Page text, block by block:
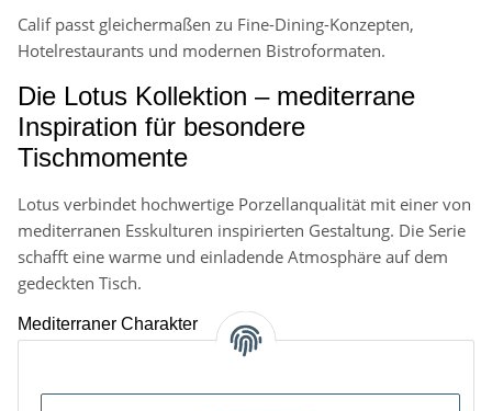
Calif passt gleichermaßen zu Fine-Dining-Konzepten,
Hotelrestaurants und modernen Bistroformaten.
Die Lotus Kollektion – mediterrane
Inspiration für besondere
Tischmomente
Lotus verbindet hochwertige Porzellanqualität mit einer von
mediterranen Esskulturen inspirierten Gestaltung. Die Serie
schafft eine warme und einladende Atmosphäre auf dem
gedeckten Tisch.
Mediterraner Charakter
Die harmonische Formensprache unterstreicht entspannte
und kommunikative Speisenkonzepte.